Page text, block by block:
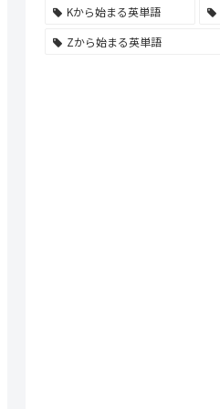
Kから始まる英単語
Zから始まる英単語